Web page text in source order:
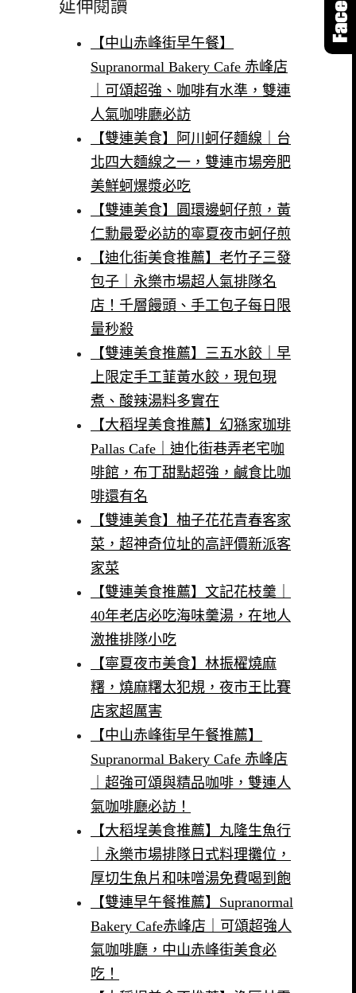
延伸閱讀
【中山赤峰街早午餐】
Supranormal Bakery Cafe 赤峰店
｜可頌超強、咖啡有水準，雙連
人氣咖啡廳必訪
【雙連美食】阿川蚵仔麵線｜台
北四大麵線之一，雙連市場旁肥
美鮮蚵爆漿必吃
【雙連美食】圓環邊蚵仔煎，黃
仁勳最愛必訪的寧夏夜市蚵仔煎
【迪化街美食推薦】老竹子三發
包子｜永樂市場超人氣排隊名
店！千層饅頭、手工包子每日限
量秒殺
【雙連美食推薦】三五水餃｜早
上限定手工韮黃水餃，現包現
煮、酸辣湯料多實在
【大稻埕美食推薦】幻猻家珈琲
Pallas Cafe｜迪化街巷弄老宅咖
啡館，布丁甜點超強，鹹食比咖
啡還有名
【雙連美食】柚子花花青春客家
菜，超神奇位址的高評價新派客
家菜
【雙連美食推薦】文記花枝羹｜
40年老店必吃海味羹湯，在地人
激推排隊小吃
【寧夏夜市美食】林振櫂燒麻
糬，燒麻糬太犯規，夜市王比賽
店家超厲害
【中山赤峰街早午餐推薦】
Supranormal Bakery Cafe 赤峰店
｜超強可頌與精品咖啡，雙連人
氣咖啡廳必訪！
【大稻埕美食推薦】丸隆生魚行
｜永樂市場排隊日式料理攤位，
厚切生魚片和味噌湯免費喝到飽
【雙連早午餐推薦】Supranormal
Bakery Cafe赤峰店｜可頌超強人
氣咖啡廳，中山赤峰街美食必
吃！